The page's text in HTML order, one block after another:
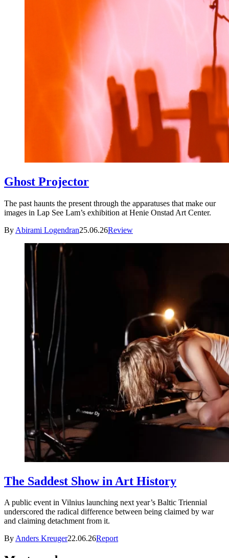
Ghost Projector
The past haunts the present through the apparatuses that make our
images in Lap See Lam’s exhibition at Henie Onstad Art Center.
By Abirami Logendran25.06.26Review
The Saddest Show in Art History
A public event in Vilnius launching next year’s Baltic Triennial
underscored the radical difference between being claimed by war
and claiming detachment from it.
ByAnders Kreuger22.06.26Report